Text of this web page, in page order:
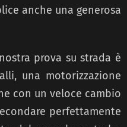
anche una generosa
prova su strada è
una motorizzazione
con un veloce cambio
perfettamente